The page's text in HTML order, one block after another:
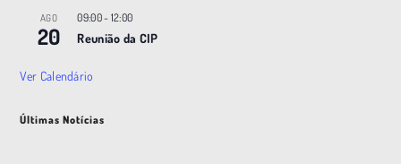
AGO
20
09:00- 12:00
Reunião da CIP
Ver Calendário
Últimas Notícias